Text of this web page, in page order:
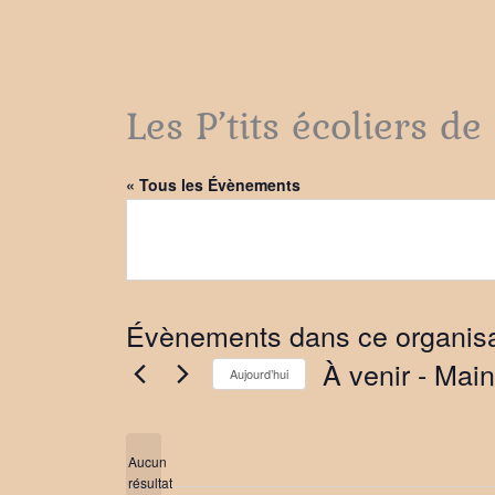
Les P’tits écoliers
« Tous les Évènements
Évènements dans ce
Notice
Aucun
résultat
Aujourd’hui À venir -